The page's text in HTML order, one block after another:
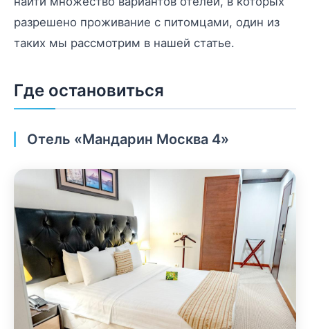
разрешено проживание с питомцами, один из
таких мы рассмотрим в нашей статье.
Где остановиться
Отель «Мандарин Москва 4»